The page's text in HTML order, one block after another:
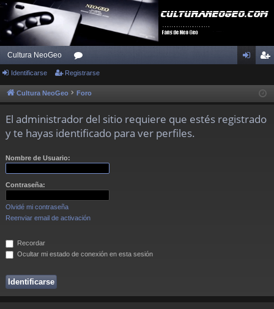
Cultura NeoGeo
or
os ist
Identificarse Registrarse
Cultura NeoGeo Foro
El administrador del sitio requiere que estés registrado
y te hayas identificado para ver perfiles.
Nombre de Usuario:
Contraseña:
Olvidé mi contraseña
Reenviar email de activación
Recordar
Ocultar mi estado de conexión en esta sesión